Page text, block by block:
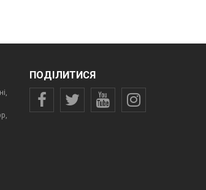
ПОДІЛИТИСЯ